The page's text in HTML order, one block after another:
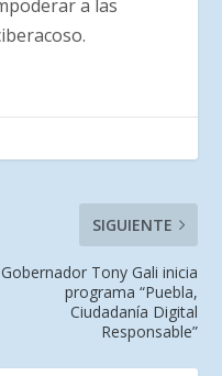
a las
SIGUIENTE
Gobernador Tony Gali inicia
programa “Puebla,
Ciudadanía Digital
Responsable”